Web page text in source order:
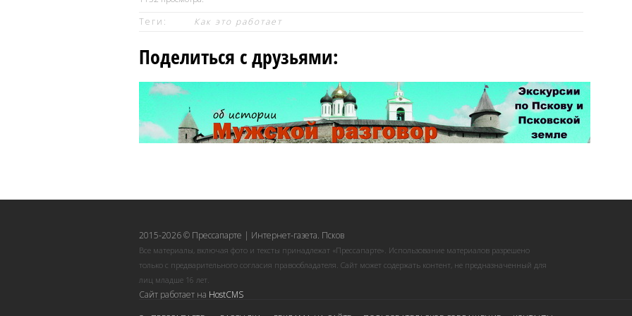
Теги:
Как это работает
Поделиться с друзьями:
2015-2026 © Прессапарте | Интернет-газета. Псков
Все материалы, включая фото и тексты принадлежат «Прессапарте». Использование материалов разрешено
только с предварительного согласия правообладателя. Сайт может содержать контент, не предназначенный для
лиц младше 16 лет.
Сайт работает на HostCMS